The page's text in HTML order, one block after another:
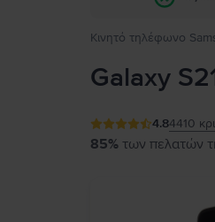
Κινητό τηλέφωνο
Galaxy
4.84410
85% των πελατών